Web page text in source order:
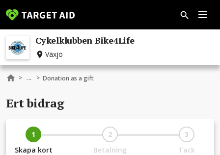
Cykelklubben Bike4Life
Växjö
> ... > Donation as a gift
Ert bidrag
1
Skapa kort
2
Betalning
3
Tack